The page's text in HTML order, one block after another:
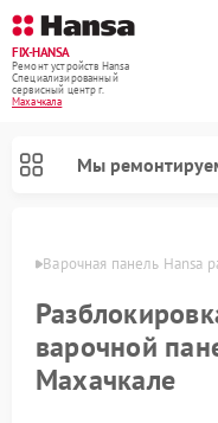
FIX-HANSA
Ремонт устройств Hansa
Специализированный
cервисный центр г.
Махачкала
Мы
Варочная панель Hansa
варочной
Махачкале